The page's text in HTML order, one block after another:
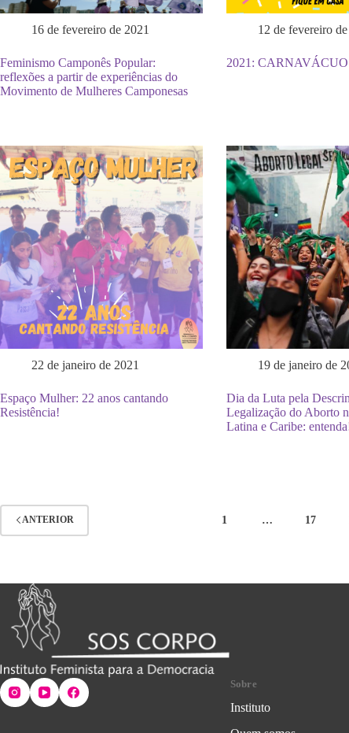
16 de fevereiro de 2021
Feminismo Camponês Popular:
reflexões a partir de experiências do
Movimento de Mulheres Camponesas
12 de fevereiro de
2021:
22 de janeiro de 2021
Espaço Mulher: 22 anos cantando
Resistência!
19 de janeiro de
Dia da Luta pela
Legalização do Aborto
Latina e Caribe:
ANTERIOR 1 … 17
Sobre
Instituto